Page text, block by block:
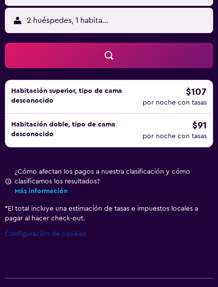
2 huéspedes, 1 habitación
Habitación superior, tipo de cama
desconocido
$107
por noche con tasas
Habitación doble, tipo de cama
desconocido
$91
por noche con tasas
¿Cómo afectan los pagos a nuestra clasificación y cómo
clasificamos los resultados?
Más información
* El total incluye una estimación de tasas e impuestos locales a
pagar al hacer check-out.
Configuración de cookies